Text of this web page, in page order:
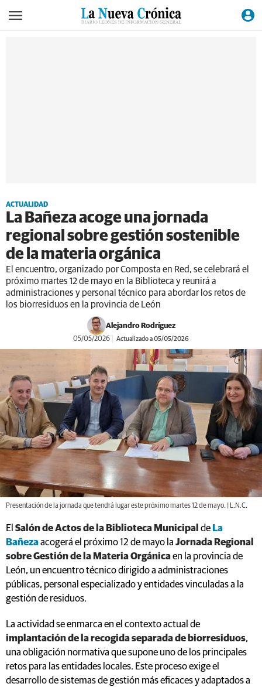
ACTUALIDAD
La Bañeza acoge una jornada
regional sobre gestión sostenible
de la materia orgánica
El encuentro, organizado por Composta en Red, se celebrará el
próximo martes 12 de mayo en la Biblioteca y reunirá a
administraciones y personal técnico para abordar los retos de
los biorresiduos en la provincia de León
Alejandro Rodríguez
05/05/2026 Actualizado a 05/05/2026
Presentación de la jornada que tendrá lugar este próximo martes 12 de mayo. | L.N.C.
El Salón de Actos de la Biblioteca Municipal de La
Bañezaacogerá el próximo 12 de mayo la Jornada Regional
sobre Gestión de la Materia Orgánicaen la provincia de
León, un encuentro técnico dirigido a administraciones
públicas, personal especializado y entidades vinculadas a la
gestión de residuos.
La actividad se enmarca en el contexto actual de
implantación de la recogida separada de biorresiduos,
una obligación normativa que supone uno de los principales
retos para las entidades locales. Este proceso exige el
desarrollo de sistemas de gestión más eficaces y adaptados a